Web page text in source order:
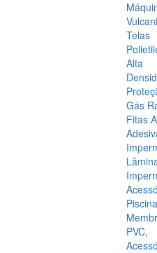
Telas
Alta
Gás
Fitas
PVC,